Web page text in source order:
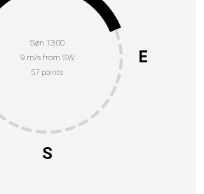
Søn 13:00
9 m/s from SW
57 points
E
S